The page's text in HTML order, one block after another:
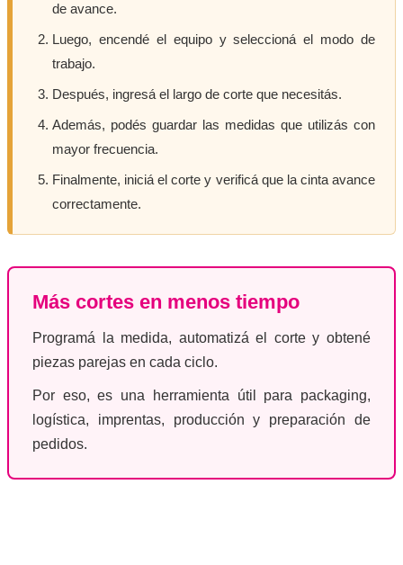
de avance.
Luego, encendé el equipo y seleccioná el modo de
trabajo.
Después, ingresá el largo de corte que necesitás.
Además, podés guardar las medidas que utilizás con
mayor frecuencia.
Finalmente, iniciá el corte y verificá que la cinta avance
correctamente.
Más cortes en menos tiempo
Programá la medida, automatizá el corte y obtené
piezas parejas en cada ciclo.
Por eso, es una herramienta útil para packaging,
logística, imprentas, producción y preparación de
pedidos.